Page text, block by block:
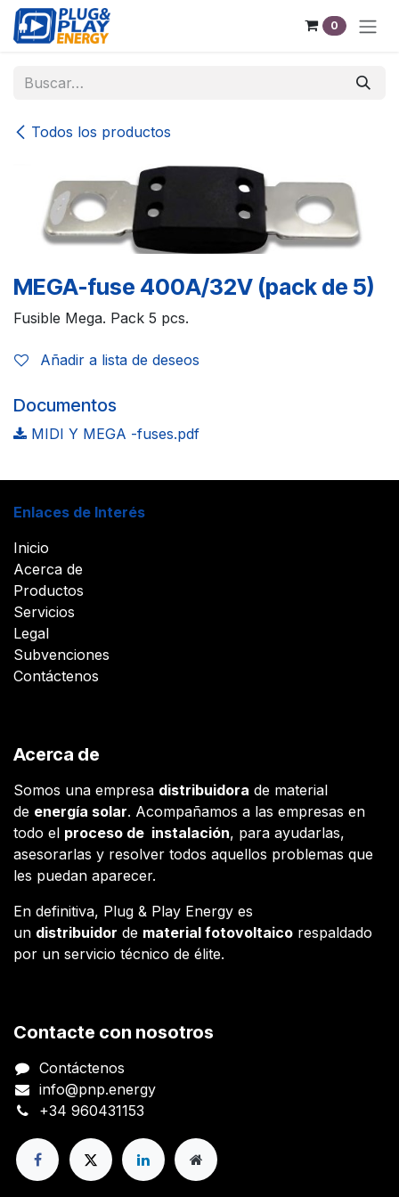
Ir al contenido
0
Todos los productos
MEGA-fuse 400A/32V (pack de 5)
Fusible Mega. Pack 5 pcs.
Añadir a lista de deseos
Documentos
MIDI Y MEGA -fuses.pdf
Enlaces de Interés
Inicio
Acerca de
Productos
Servicios
Legal
Subvenciones
Contáctenos
Acerca de
Somos una empresa distribuidora de material
de energía solar. Acompañamos a las empresas en
todo el proceso de instalación, para ayudarlas,
asesorarlas y resolver todos aquellos problemas que
les puedan aparecer.
En definitiva, Plug & Play Energy es
un distribuidor de material fotovoltaico respaldado
por un servicio técnico de élite.
Contacte con nosotros
Contáctenos
info@pnp.energy
+34 960431153